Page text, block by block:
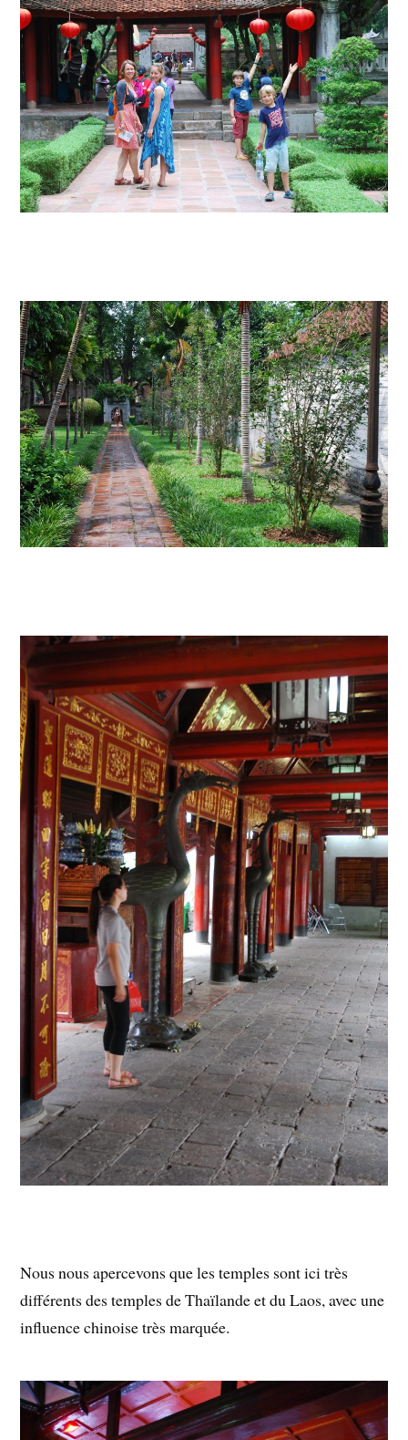
Nous nous apercevons que les temples sont ici très
différents des temples de Thaïlande et du Laos, avec une
influence chinoise très marquée.